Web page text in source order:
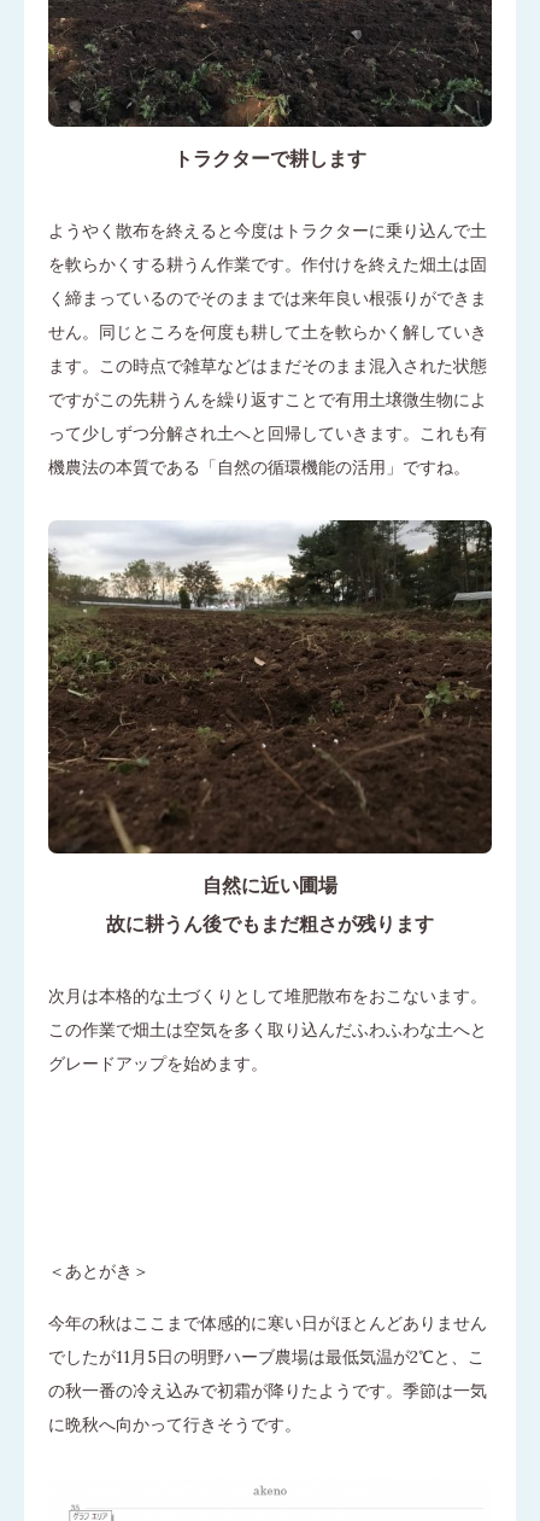
トラクターで耕します
ようやく散布を終えると今度はトラクターに乗り込んで土
を軟らかくする耕うん作業です。作付けを終えた畑土は固
く締まっているのでそのままでは来年良い根張りができま
せん。同じところを何度も耕して土を軟らかく解していき
ます。この時点で雑草などはまだそのまま混入された状態
ですがこの先耕うんを繰り返すことで有用土壌微生物によ
って少しずつ分解され土へと回帰していきます。これも有
機農法の本質である「自然の循環機能の活用」ですね。
自然に近い圃場
故に耕うん後でもまだ粗さが残ります
次月は本格的な土づくりとして堆肥散布をおこないます。
この作業で畑土は空気を多く取り込んだふわふわな土へと
グレードアップを始めます。
＜あとがき＞
今年の秋はここまで体感的に寒い日がほとんどありません
でしたが11月5日の明野ハーブ農場は最低気温が2℃と、こ
の秋一番の冷え込みで初霜が降りたようです。季節は一気
に晩秋へ向かって行きそうです。